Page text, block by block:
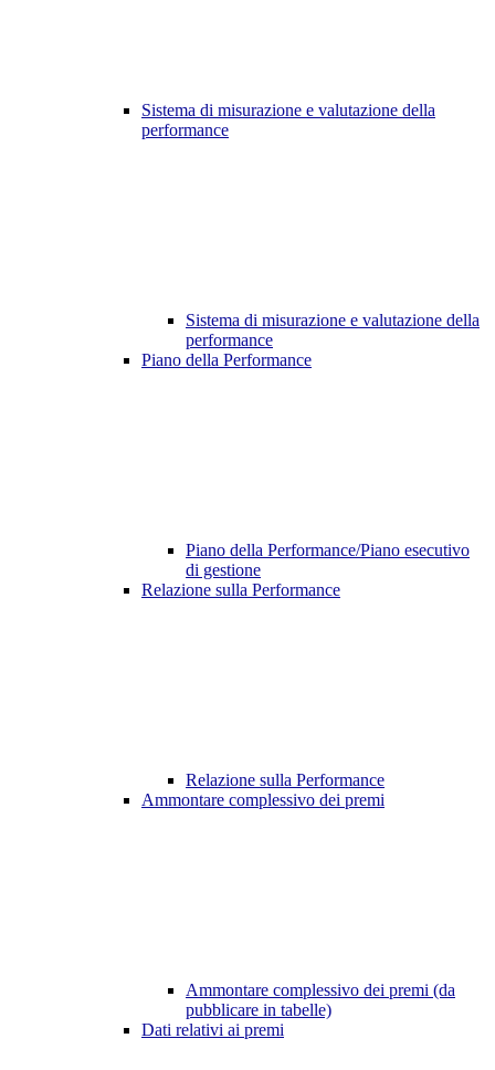
Sistema di misurazione e valutazione della
performance
Sistema di misurazione e valutazione della
performance
Piano della Performance
Piano della Performance/Piano esecutivo
di gestione
Relazione sulla Performance
Relazione sulla Performance
Ammontare complessivo dei premi
Ammontare complessivo dei premi (da
pubblicare in tabelle)
Dati relativi ai premi